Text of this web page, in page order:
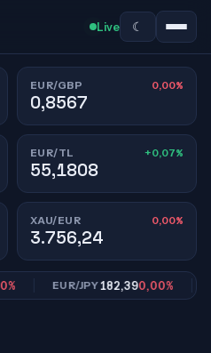
Live ☾
EUR/GBP 0,00%
0,8567
EUR/TL +0,07%
55,1808
XAU/EUR 0,00%
3.756,24
EUR/JPY182,390,00%